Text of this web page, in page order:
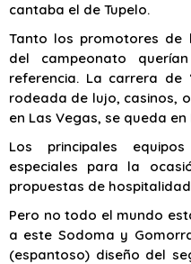
cantaba el de Tupelo.
Tanto los promotores de
del campeonato
referencia. La carrera de
rodeada de lujo, casinos,
en Las Vegas, se queda en
Los principales
especiales para la
propuestas de
Pero no todo el mundo
a este Sodoma y
(espantoso) diseño del